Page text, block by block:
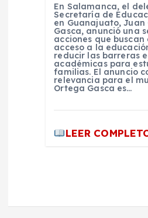
En Salamanca, el
Secretaría de
en Guanajuato, Juan
Gasca, anunció una
acciones que
acceso a la
reducir las barreras
académicas para
familias. El anuncio
relevancia para el
Ortega Gasca es…
LEER